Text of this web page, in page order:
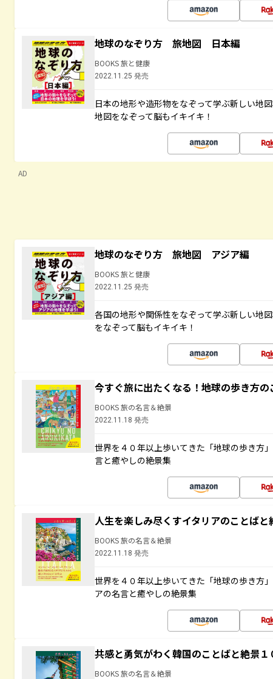
地球のなぞり方 旅地図 日本編
BOOKS 旅と健康
2022.11.25 発売
日本の地形や造形物をなぞって学ぶ新しい地
地図をなぞって脳もイキイキ！
AD
地球のなぞり方 旅地図 アジア編
BOOKS 旅と健康
2022.11.25 発売
各国の地形や関係性をなぞって学ぶ新しい地
をなぞって脳もイキイキ！
今すぐ旅に出たくなる！地球の歩き方の
BOOKS 旅の名言＆絶景
2022.11.18 発売
世界を４０年以上歩いてきた「地球の歩き方
言と癒やしの絶景集
人生を楽しみ尽くすイタリアのことばと
BOOKS 旅の名言＆絶景
2022.11.18 発売
世界を４０年以上歩いてきた「地球の歩き方
アの名言と癒やしの絶景集
共感と勇気がわく韓国のことばと絶景１
BOOKS 旅の名言＆絶景